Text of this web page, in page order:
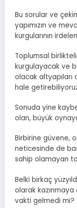
Bu sorular ve
yapımızın ve
kurgularının
Toplumsal
kurgulayacak ve
olacak altyapıları
hale
Sonuda yine
olan, büyük
Birbirine güvene,
neticesinde de
sahip olamayan
Belki birkaç
olarak kazınmaya
vakti gelmedi mi?